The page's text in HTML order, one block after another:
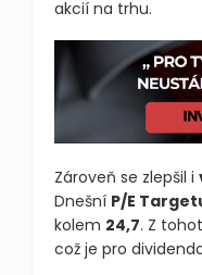
akcií na trhu.
Zároveň se zlepšil i
Dnešní P/E
kolem 24,7. Z
což je pro